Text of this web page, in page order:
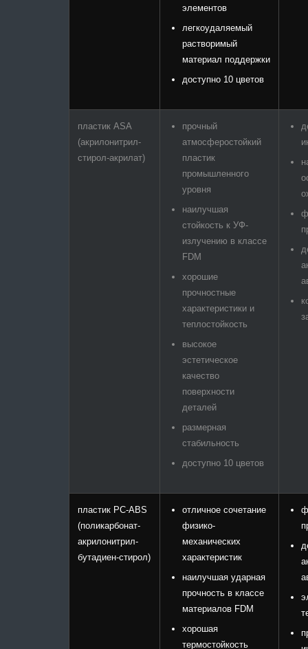
элементов
легкоудаляемый
растворимый
материал поддержки
доступно 10 цветов
пластик ASA
(акрилонитрил-
стирол-акрилат)
прочный
атмосферостойкий
пластик
промышленного
уровня
наилучшая
стойкость к УФ-
излучению в классе
FDM
хорошие
прочностные
характеристики и
теплостойкость
высокое
эстетическое
качество
поверхности
деталей
размерная
стабильность
доступно 10 цветов
пластик PC-ABS
(поликарбонат-
акрилонитрил-
бутадиен-стирол)
отличное сочетание
физико-
механических
характеристик
наилучшая ударная
прочность в классе
материалов FDM
хорошая
термостойкость